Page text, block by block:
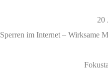
20
Sperren im Inter­net – Wirk­same